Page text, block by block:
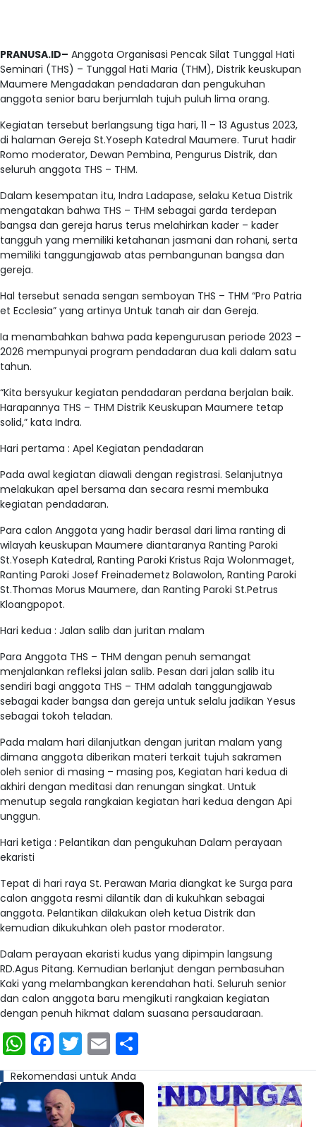
PRANUSA.ID– Anggota Organisasi Pencak Silat Tunggal Hati
Seminari (THS) – Tunggal Hati Maria (THM), Distrik keuskupan
Maumere Mengadakan pendadaran dan pengukuhan
anggota senior baru berjumlah tujuh puluh lima orang.
Kegiatan tersebut berlangsung tiga hari, 11 – 13 Agustus 2023,
di halaman Gereja St.Yoseph Katedral Maumere. Turut hadir
Romo moderator, Dewan Pembina, Pengurus Distrik, dan
seluruh anggota THS – THM.
Dalam kesempatan itu, Indra Ladapase, selaku Ketua Distrik
mengatakan bahwa THS – THM sebagai garda terdepan
bangsa dan gereja harus terus melahirkan kader – kader
tangguh yang memiliki ketahanan jasmani dan rohani, serta
memiliki tanggungjawab atas pembangunan bangsa dan
gereja.
Hal tersebut senada sengan semboyan THS – THM “Pro Patria
et Ecclesia” yang artinya Untuk tanah air dan Gereja.
Ia menambahkan bahwa pada kepengurusan periode 2023 –
2026 mempunyai program pendadaran dua kali dalam satu
tahun.
“Kita bersyukur kegiatan pendadaran perdana berjalan baik.
Harapannya THS – THM Distrik Keuskupan Maumere tetap
solid,” kata Indra.
Hari pertama : Apel Kegiatan pendadaran
Pada awal kegiatan diawali dengan registrasi. Selanjutnya
melakukan apel bersama dan secara resmi membuka
kegiatan pendadaran.
Para calon Anggota yang hadir berasal dari lima ranting di
wilayah keuskupan Maumere diantaranya Ranting Paroki
St.Yoseph Katedral, Ranting Paroki Kristus Raja Wolonmaget,
Ranting Paroki Josef Freinademetz Bolawolon, Ranting Paroki
St.Thomas Morus Maumere, dan Ranting Paroki St.Petrus
Kloangpopot.
Hari kedua : Jalan salib dan juritan malam
Para Anggota THS – THM dengan penuh semangat
menjalankan refleksi jalan salib. Pesan dari jalan salib itu
sendiri bagi anggota THS – THM adalah tanggungjawab
sebagai kader bangsa dan gereja untuk selalu jadikan Yesus
sebagai tokoh teladan.
Pada malam hari dilanjutkan dengan juritan malam yang
dimana anggota diberikan materi terkait tujuh sakramen
oleh senior di masing – masing pos, Kegiatan hari kedua di
akhiri dengan meditasi dan renungan singkat. Untuk
menutup segala rangkaian kegiatan hari kedua dengan Api
unggun.
Hari ketiga : Pelantikan dan pengukuhan Dalam perayaan
ekaristi
Tepat di hari raya St. Perawan Maria diangkat ke Surga para
calon anggota resmi dilantik dan di kukuhkan sebagai
anggota. Pelantikan dilakukan oleh ketua Distrik dan
kemudian dikukuhkan oleh pastor moderator.
Dalam perayaan ekaristi kudus yang dipimpin langsung
RD.Agus Pitang. Kemudian berlanjut dengan pembasuhan
Kaki yang melambangkan kerendahan hati. Seluruh senior
dan calon anggota baru mengikuti rangkaian kegiatan
dengan penuh hikmat dalam suasana persaudaraan.
WhatsApp
Facebook
Twitter
Email
Rekomendasi untuk Anda